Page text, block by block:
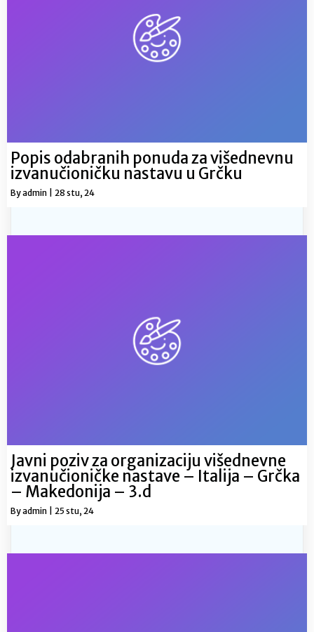
Popis odabranih ponuda za višednevnu
izvanučioničku nastavu u Grčku
Byadmin 28 stu, 24
Javni poziv za organizaciju višednevne
izvanučioničke nastave – Italija – Grčka
– Makedonija – 3.d
Byadmin 25 stu, 24